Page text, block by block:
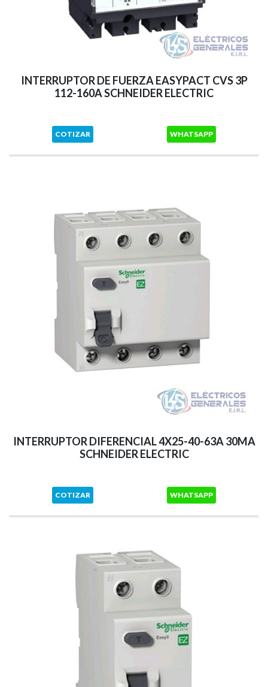
INTERRUPTOR DE FUERZA EASYPACT CVS 3P
112-160A SCHNEIDER ELECTRIC
COTIZAR WHATSAPP
INTERRUPTOR DIFERENCIAL 4X25-40-63A 30MA
SCHNEIDER ELECTRIC
COTIZAR WHATSAPP